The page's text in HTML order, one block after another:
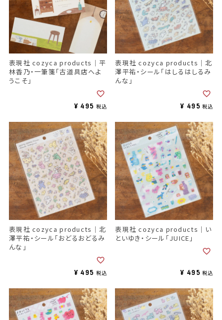
表現社 cozyca products｜平
林香乃・一筆箋「古道具店へよ
うこそ」
¥ 495 税込
表現社 cozyca products｜北
澤平祐・シール「はしるはしるみ
んな」
¥ 495 税込
表現社 cozyca products｜北
澤平祐・シール「おどるおどるみ
んな」
¥ 495 税込
表現社 cozyca products｜い
といゆき・シール「JUICE」
¥ 495 税込